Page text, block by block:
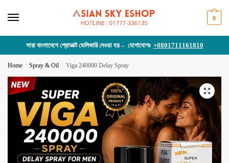
0
সারা বাংলাদেশে প্রোডাক্ট ডেলিভারি দেওয়া হয় – যোগাযোগঃ +8801711161810
Home / Spray & Oil / Viga 240000 Delay Spray
🔍